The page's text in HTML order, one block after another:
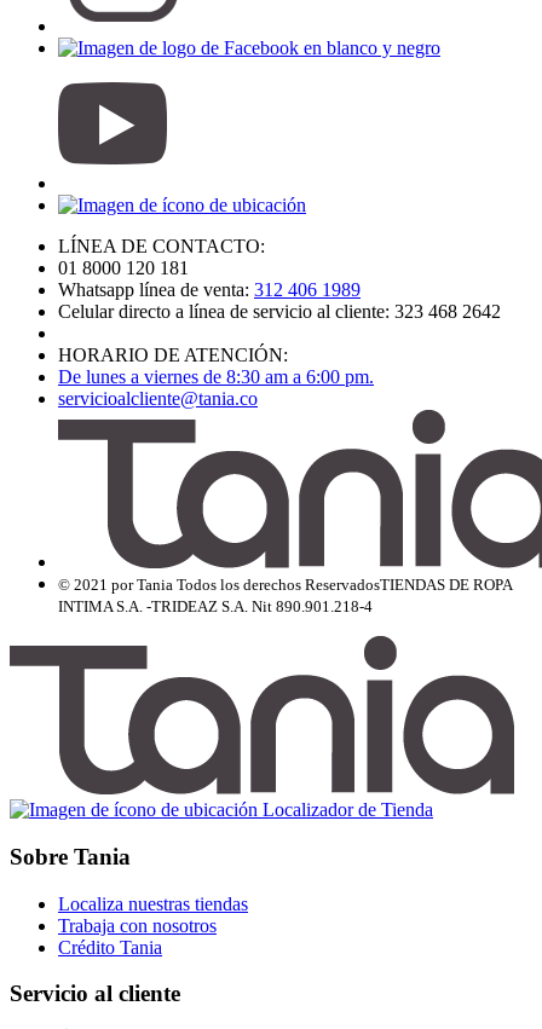
LÍNEA DE CONTACTO:
01 8000 120 181
Whatsapp línea de venta: 312 406 1989
Celular directo a línea de servicio al cliente: 323 468 2642
HORARIO DE ATENCIÓN:
De lunes a viernes de 8:30 am a 6:00 pm.
servicioalcliente@tania.co
© 2021 por Tania Todos los derechos ReservadosTIENDAS DE ROPA
INTIMA S.A. -TRIDEAZ S.A. Nit 890.901.218-4
Localizador de Tienda
Sobre Tania
Localiza nuestras tiendas
Trabaja con nosotros
Crédito Tania
Servicio al cliente